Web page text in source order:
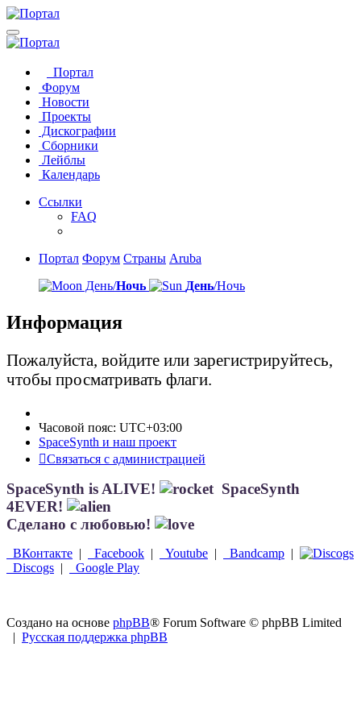
Портал
Форум
Новости
Проекты
Дискографии
Сборники
Лейблы
Календарь
Ссылки
FAQ
Портал Форум Страны Aruba
День/Ночь День/Ночь
Информация
Пожалуйста, войдите или зарегистрируйтесь,
чтобы просматривать флаги.
Часовой пояс: UTC+03:00
SpaceSynth и наш проект
Связаться с администрацией
SpaceSynth is ALIVE!
SpaceSynth
4EVER!
Сделано с любовью!
ВКонтакте | Facebook | Youtube | Bandcamp |
Discogs | Google Play
Создано на основе phpBB® Forum Software © phpBB Limited
| Русская поддержка phpBB